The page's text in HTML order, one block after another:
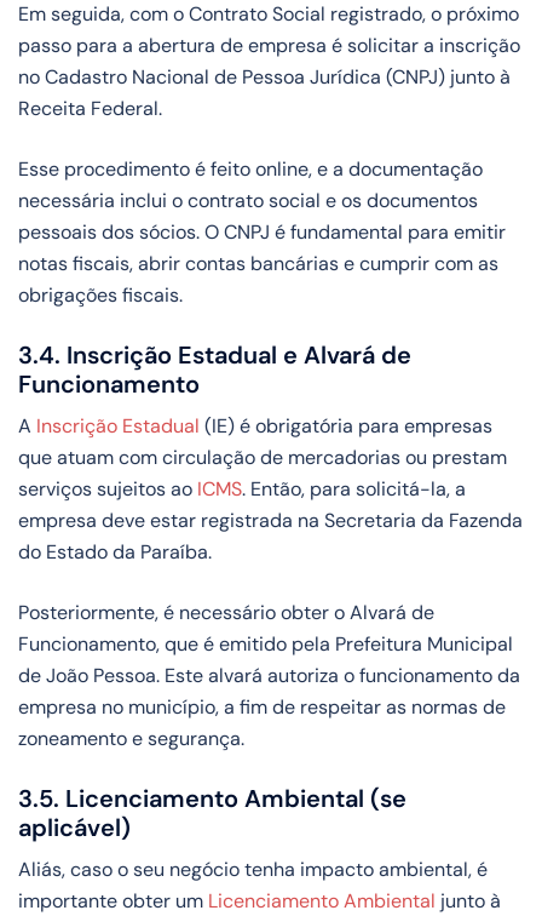
Em seguida, com o Contrato Social registrado, o próximo
passo para a abertura de empresa é solicitar a inscrição
no Cadastro Nacional de Pessoa Jurídica (CNPJ) junto à
Receita Federal.
Esse procedimento é feito online, e a documentação
necessária inclui o contrato social e os documentos
pessoais dos sócios. O CNPJ é fundamental para emitir
notas fiscais, abrir contas bancárias e cumprir com as
obrigações fiscais.
3.4. Inscrição Estadual e Alvará de
Funcionamento
A Inscrição Estadual (IE) é obrigatória para empresas
que atuam com circulação de mercadorias ou prestam
serviços sujeitos ao ICMS. Então, para solicitá-la, a
empresa deve estar registrada na Secretaria da Fazenda
do Estado da Paraíba.
Posteriormente, é necessário obter o Alvará de
Funcionamento, que é emitido pela Prefeitura Municipal
de João Pessoa. Este alvará autoriza o funcionamento da
empresa no município, a fim de respeitar as normas de
zoneamento e segurança.
3.5. Licenciamento Ambiental (se
aplicável)
Aliás, caso o seu negócio tenha impacto ambiental, é
importante obter um Licenciamento Ambiental junto à